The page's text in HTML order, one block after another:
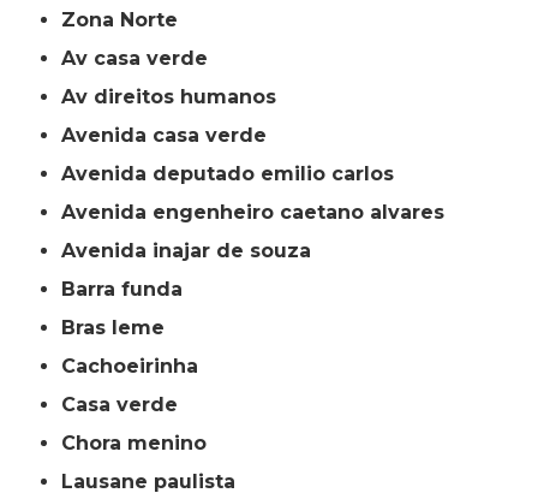
Zona Norte
av casa verde
av direitos humanos
avenida casa verde
avenida deputado emilio carlos
avenida engenheiro caetano alvares
avenida inajar de souza
barra funda
bras leme
cachoeirinha
casa verde
chora menino
lausane paulista